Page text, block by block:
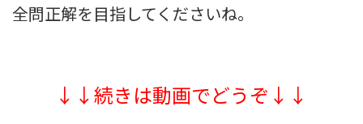
全問正解を目指してくださいね。
↓↓続きは動画でどうぞ↓↓